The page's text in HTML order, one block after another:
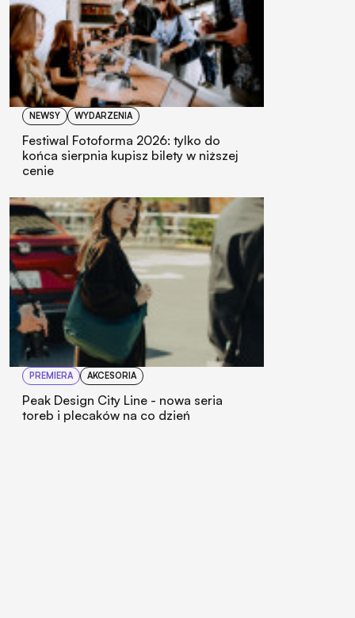
NEWSY WYDARZENIA
Festiwal Fotoforma 2026: tylko do
końca sierpnia kupisz bilety w niższej
cenie
PREMIERA AKCESORIA
Peak Design City Line - nowa seria
toreb i plecaków na co dzień